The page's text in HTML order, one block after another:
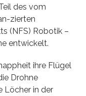
des vom
zierten
(NFS) Robotik –
entwickelt.
ihre Flügel
Drohne
Löcher in der